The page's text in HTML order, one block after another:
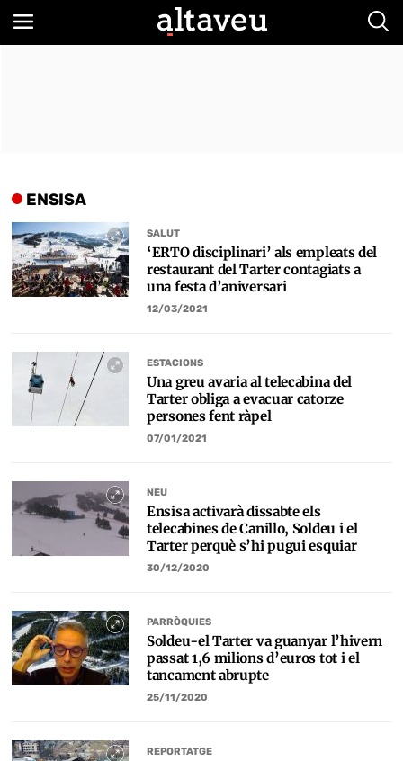
ENSISA
SALUT
‘ERTO disciplinari’ als empleats del
restaurant del Tarter contagiats a
una festa d’aniversari
12/03/2021
ESTACIONS
Una greu avaria al telecabina del
Tarter obliga a evacuar catorze
persones fent ràpel
07/01/2021
NEU
​Ensisa activarà dissabte els
telecabines de Canillo, Soldeu i el
Tarter perquè s’hi pugui esquiar
30/12/2020
PARRÒQUIES
Soldeu-el Tarter va guanyar l’hivern
passat 1,6 milions d’euros tot i el
tancament abrupte
25/11/2020
REPORTATGE